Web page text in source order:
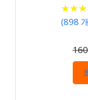
★★★
★★★
(898